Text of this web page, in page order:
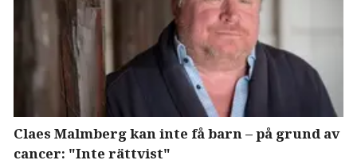
Claes Malmberg kan inte få barn – på grund av
cancer: "Inte rättvist"